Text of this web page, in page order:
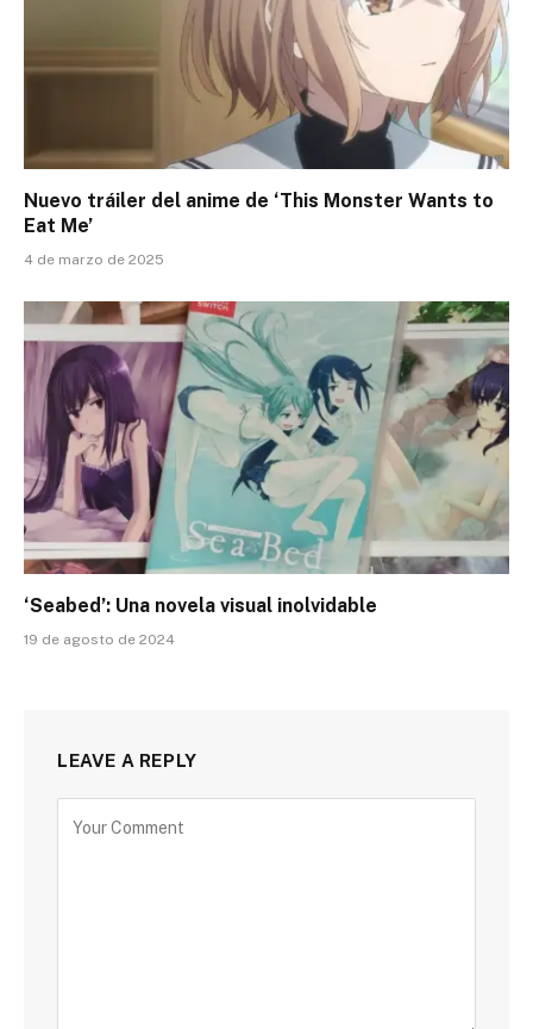
Nuevo tráiler del anime de ‘This Monster Wants to
Eat Me’
4 de marzo de 2025
‘Seabed’: Una novela visual inolvidable
19 de agosto de 2024
LEAVE A REPLY